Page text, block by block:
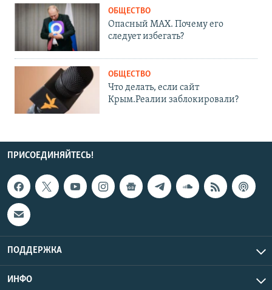
ОБЩЕСТВО
Опасный MAX. Почему его
следует избегать?
ОБЩЕСТВО
Что делать, если сайт
Крым.Реалии заблокировали?
ПРИСОЕДИНЯЙТЕСЬ!
ПОДДЕРЖКА
ИНФО